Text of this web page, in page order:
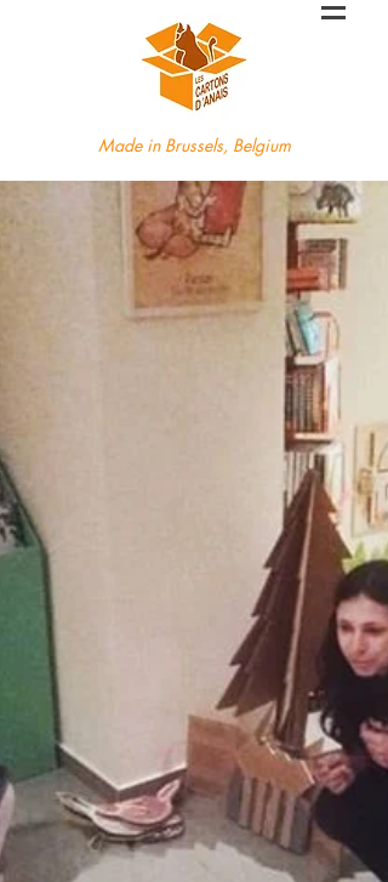
Made in Brussels, Belgium